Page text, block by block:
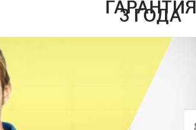
ГАРАНТИЯ
3 ГОДА